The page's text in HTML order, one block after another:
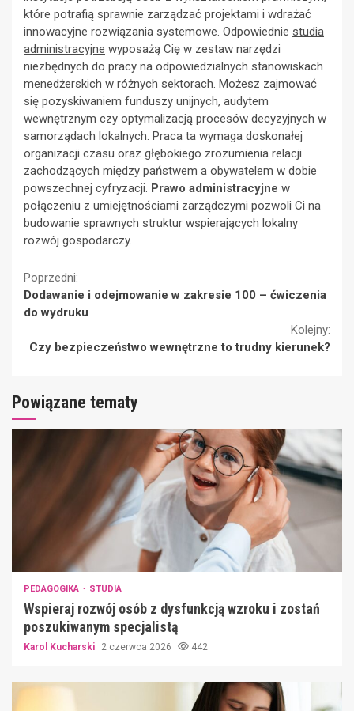
które potrafią sprawnie zarządzać projektami i wdrażać
innowacyjne rozwiązania systemowe. Odpowiednie studia
administracyjne wyposażą Cię w zestaw narzędzi
niezbędnych do pracy na odpowiedzialnych stanowiskach
menedżerskich w różnych sektorach. Możesz zajmować
się pozyskiwaniem funduszy unijnych, audytem
wewnętrznym czy optymalizacją procesów decyzyjnych w
samorządach lokalnych. Praca ta wymaga doskonałej
organizacji czasu oraz głębokiego zrozumienia relacji
zachodzących między państwem a obywatelem w dobie
powszechnej cyfryzacji. Prawo administracyjne w
połączeniu z umiejętnościami zarządczymi pozwoli Ci na
budowanie sprawnych struktur wspierających lokalny
rozwój gospodarczy.
Continue
Reading
Poprzedni:
Dodawanie i odejmowanie w zakresie 100 – ćwiczenia
do wydruku
Kolejny:
Czy bezpieczeństwo wewnętrzne to trudny kierunek?
Powiązane tematy
PEDAGOGIKA STUDIA
Wspieraj rozwój osób z dysfunkcją wzroku i zostań
poszukiwanym specjalistą
Karol Kucharski 2 czerwca 2026 442